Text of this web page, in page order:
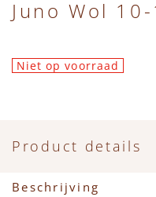
Juno Wol
Niet op voorraad
Product details
Beschrijving